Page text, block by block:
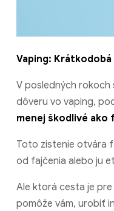
Vaping:
V posledných rokoch
dôveru vo vaping,
menej škodlivé ako
Toto zistenie otvára
od fajčenia alebo ju
Ale ktorá cesta je
pomôže vám, urobiť